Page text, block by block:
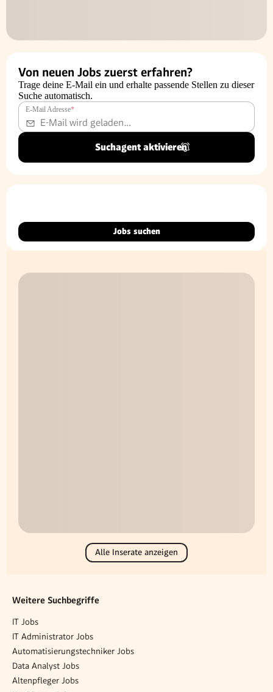
Von neuen Jobs zuerst erfahren?
Trage deine E-Mail ein und erhalte passende Stellen zu dieser
Suche automatisch.
E-Mail Adresse*
Suchagent aktivieren
Jobs suchen
Alle Inserate anzeigen
Weitere Suchbegriffe
IT Jobs
IT Administrator Jobs
Automatisierungstechniker Jobs
Data Analyst Jobs
Altenpfleger Jobs